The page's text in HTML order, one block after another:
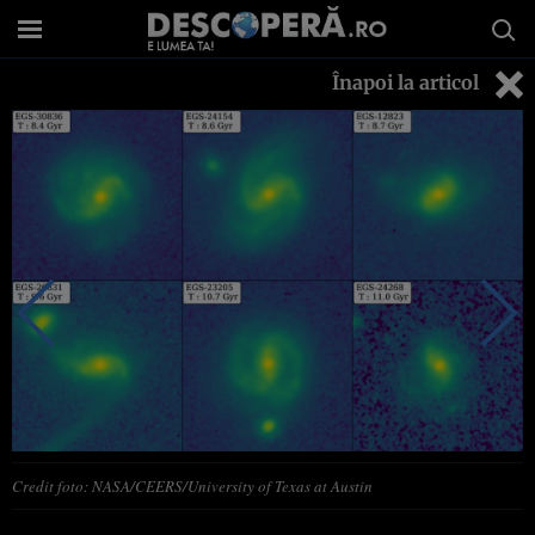
Înapoi la articol
Credit foto: NASA/CEERS/University of Texas at Austin